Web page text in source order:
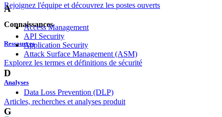
Rejoignez l'équipe et découvrez les postes ouverts
Connaissances
Ressources
Explorez les termes et définitions de sécurité
Analyses
Articles, recherches et analyses produit
A
Access Management
API Security
Application Security
Attack Surface Management (ASM)
D
Data Loss Prevention (DLP)
G